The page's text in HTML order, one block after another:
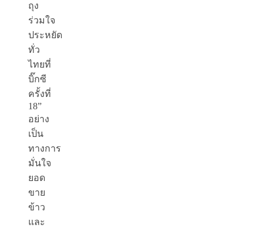
ถุง
ร่วมใจ
ประหยัด
ทั่ว
ไทยที่
บิ๊กซี
ครั้งที่
18”
อย่าง
เป็น
ทางการ
มั่นใจ
ยอด
ขาย
ข้าว
และ